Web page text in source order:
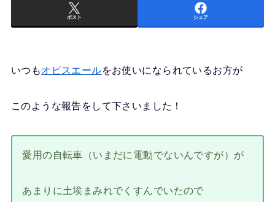
ポスト シェア
いつもオピスエールをお使いになられているお方が
このような報告をして下さいました！
愛用の自転車（いまだに電動でないんですが）が
あまりに土埃まみれでくすんでいたので